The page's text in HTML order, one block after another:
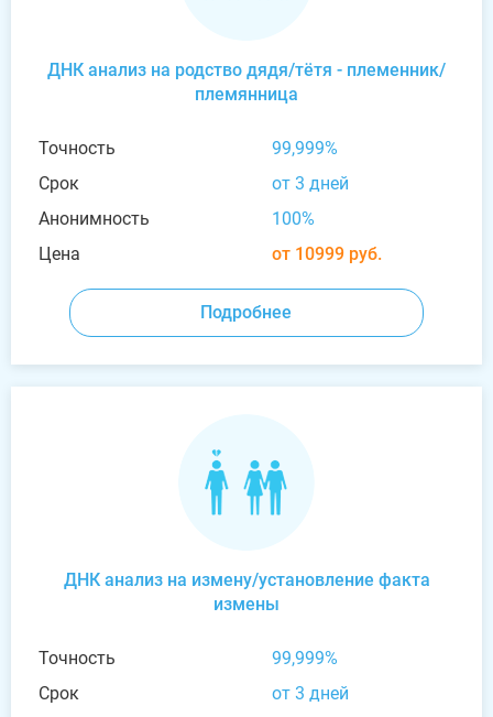
ДНК анализ на родство дядя/тётя - племенник/
племянница
Точность
99,999%
Срок
от 3 дней
Анонимность
100%
Цена
от 10999 руб.
Подробнее
ДНК анализ на измену/установление факта
измены
Точность
99,999%
Срок
от 3 дней